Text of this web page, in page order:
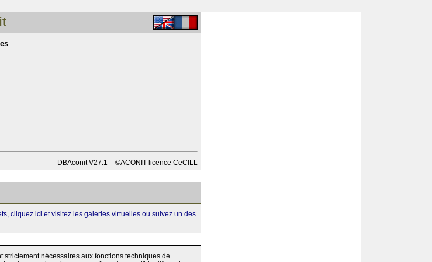
DBAconit V27.1 – ©ACONIT licence CeCILL
cliquez ici et visitez les galeries virtuelles ou suivez un des
strictement nécessaires aux fonctions techniques de